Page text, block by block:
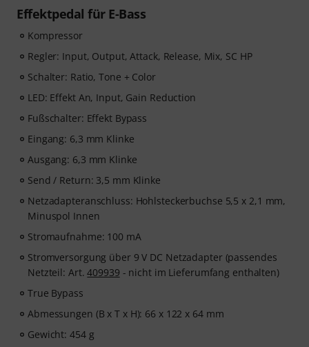
Effektpedal für E-Bass
Kompressor
Regler: Input, Output, Attack, Release, Mix, SC HP
Schalter: Ratio, Tone + Color
LED: Effekt An, Input, Gain Reduction
Fußschalter: Effekt Bypass
Eingang: 6,3 mm Klinke
Ausgang: 6,3 mm Klinke
Send / Return: 3,5 mm Klinke
Netzadapteranschluss: Hohlsteckerbuchse 5,5 x 2,1 mm,
Minuspol Innen
Stromaufnahme: 100 mA
Stromversorgung über 9 V DC Netzadapter (passendes
Netzteil: Art.409939 - nicht im Lieferumfang enthalten)
True Bypass
Abmessungen (B x T x H): 66 x 122 x 64 mm
Gewicht: 454 g